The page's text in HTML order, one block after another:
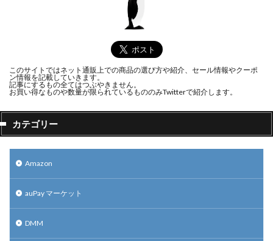
このサイトではネット通販上での商品の選び方や紹介、セール情報やクーポ
ン情報を記載していきます。
記事にするもの全てはつぶやきません。
お買い得なものや数量が限られているもののみTwitterで紹介します。
カテゴリー
Amazon
auPay マーケット
DMM